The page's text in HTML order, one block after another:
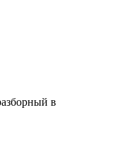
в